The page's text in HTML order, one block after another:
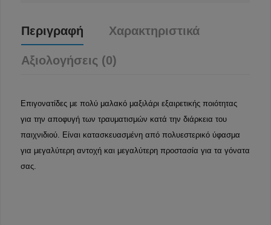
Περιγραφή Χαρακτηριστικά
Αξιολογήσεις (0)
Επιγονατίδες με πολύ μαλακό μαξιλάρι εξαιρετικής ποιότητας
για την αποφυγή των τραυματισμών κατά την διάρκεια του
παιχνιδιού. Είναι κατασκευασμένη από πολυεστερικό ύφασμα
για μεγαλύτερη αντοχή και μεγαλύτερη προστασία για τα γόνατα
σας.